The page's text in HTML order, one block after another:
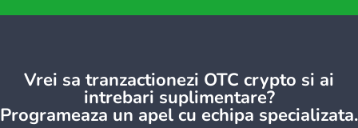
Vrei sa tranzactionezi OTC crypto si ai
intrebari suplimentare?
Programeaza un apel cu echipa specializata.